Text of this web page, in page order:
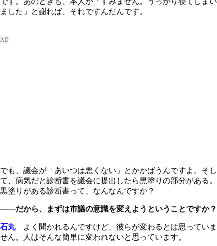
ました」と謝れば、それですんだんです。
でも、議会が「あいつは悪くない」とかかばうんですよ。そし
て、病気だと診断書を議会に提出したら黒塗りの部分がある。
黒塗りがある診断書って、なんなんですか？
――だから、まずは市議の意識を変えようということですか？
石丸よく聞かれるんですけど、彼らが変わるとは思っていま
せん。人はそんな簡単に変われないと思っています。